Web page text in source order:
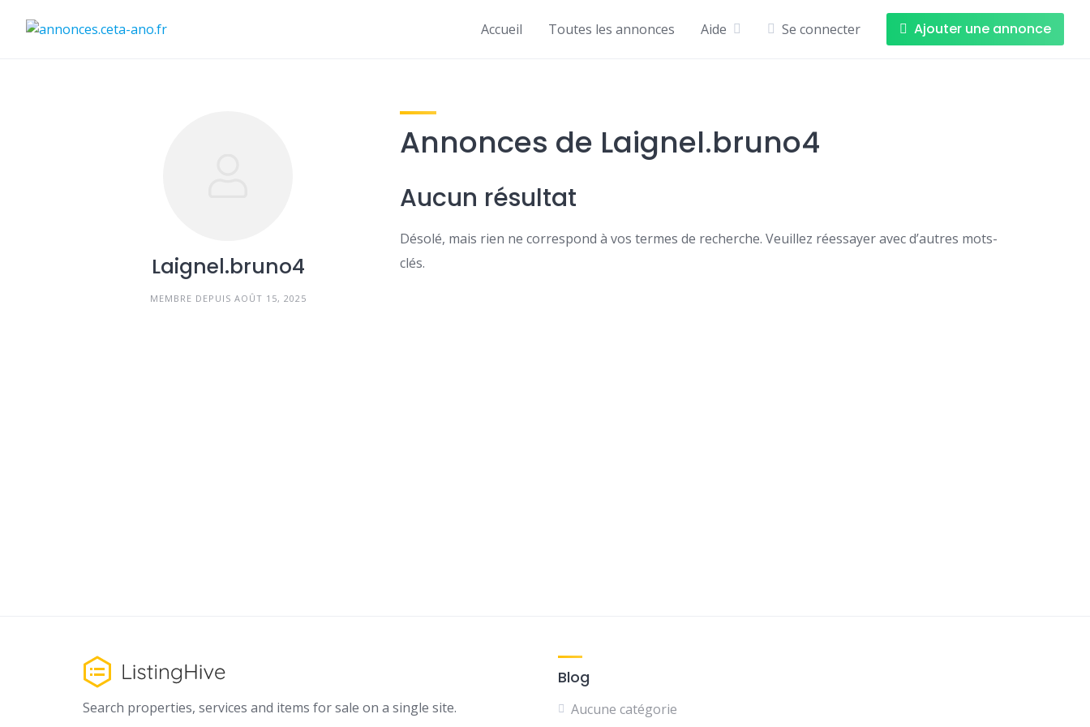
Accueil Toutes les annonces Aide Se connecter Ajouter une annonce
Laignel.bruno4
MEMBRE DEPUIS AOÛT 15, 2025
Annonces de Laignel.bruno4
Aucun résultat
Désolé, mais rien ne correspond à vos termes de recherche. Veuillez réessayer avec d’autres mots-
clés.
Search properties, services and items for sale on a single site.
Blog
Aucune catégorie